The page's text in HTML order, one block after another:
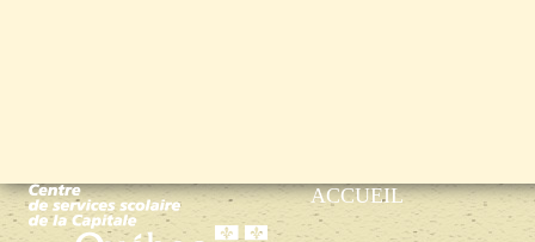
ACCUEIL